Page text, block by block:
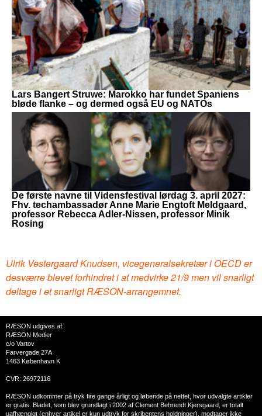
Lars Bangert Struwe: Marokko har fundet Spaniens
bløde flanke – og dermed også EU og NATOs
De første navne til Vidensfestival lørdag 3. april 2027:
Fhv. techambassadør Anne Marie Engtoft Meldgaard,
professor Rebecca Adler-Nissen, professor Minik
Rosing
Ulrik Vestergaard Knudsen, vicegeneralsekretær i OECD er
desværre blevet forhindret i at medvirke 21/9 men vil snarligt
deltage i et snarligt RÆSON-arrangemnet.
RÆSON udgives af:
RÆSON Medier
c/o Vartov
Farvergade 27A
1463 København K
CVR: 26972116
RÆSON udkommer på tryk fire gange årligt og løbende på nettet, hvor udvalgte artikler
er gratis. Bladet, som blev grundlagt i 2002 af Clement Behrendt Kjersgaard, er totalt
uafhængigt (enhver artikel er kun udtryk for skribentens holdninger), modtager ikke